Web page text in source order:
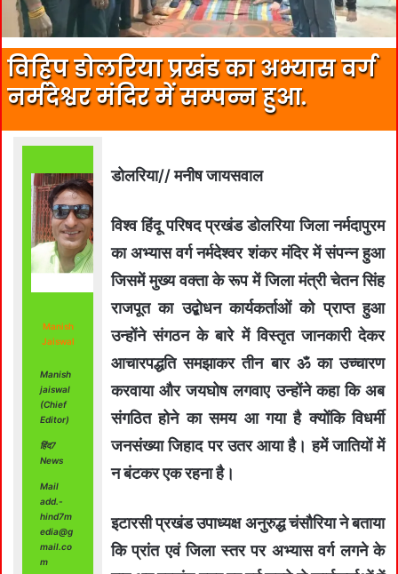
विहिप डोलरिया प्रखंड का अभ्यास वर्ग
नर्मदेश्वर मंदिर में सम्पन्न हुआ.
Manish
Jaiswal
Manish
jaiswal
(Chief
Editor)
हिंद7
News
Mail
add.-
hind7m
edia@g
mail.co
m
डोलरिया// मनीष जायसवाल
विश्व हिंदू परिषद प्रखंड डोलरिया जिला नर्मदापुरम
का अभ्यास वर्ग नर्मदेश्वर शंकर मंदिर में संपन्न हुआ
जिसमें मुख्य वक्ता के रूप में जिला मंत्री चेतन सिंह
राजपूत का उद्बोधन कार्यकर्ताओं को प्राप्त हुआ
उन्होंने संगठन के बारे में विस्तृत जानकारी देकर
आचारपद्धति समझाकर तीन बार ॐ का उच्चारण
करवाया और जयघोष लगवाए उन्होंने कहा कि अब
संगठित होने का समय आ गया है क्योंकि विधर्मी
जनसंख्या जिहाद पर उतर आया है। हमें जातियों में
न बंटकर एक रहना है।
इटारसी प्रखंड उपाध्यक्ष अनुरुद्ध चंसौरिया ने बताया
कि प्रांत एवं जिला स्तर पर अभ्यास वर्ग लगने के